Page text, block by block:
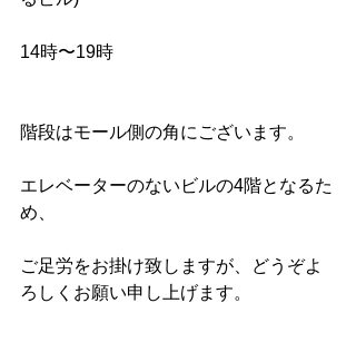
14時〜19時
階段はモール側の角にございます。
エレベーターのないビルの4階となるた
め、
ご足労をお掛け致しますが、どうぞよ
ろしくお願い申し上げます。